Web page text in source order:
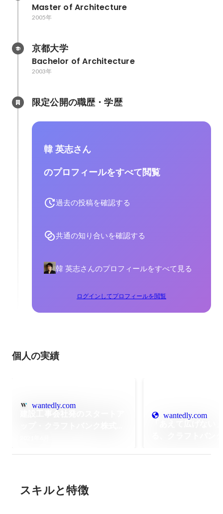
Master of Architecture
2005年
京都大学
Bachelor of Architecture
2003年
限定公開の職歴・学歴
韓 英志さん
のプロフィールをすべて閲覧
過去の投稿を確認する
共通の知り合いを確認する
韓 英志さんのプロフィールをすべて見る
ログインしてプロフィールを閲覧
個人の実績
wantedly.com
wantedly.com
スキルと特徴